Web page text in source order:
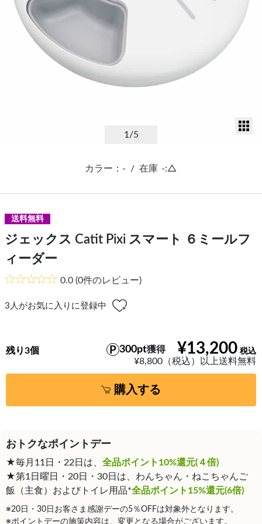
1/5
カラー：- / 在庫 -:△
送料無料
ジェックス Catit Pixi スマート ６ミールフ
ィーダー
0.0 (0件のレビュー)
3 人がお気に入りに登録中
¥13,200
300pt獲得
¥8,800（税込）以上送料無料
残り3個
購入する
おトクなポイントデー
★毎月11日・22日は、 全品ポイント10%還元(４倍)
★第1日曜日・20日・30日は、わんちゃん・ねこちゃんご
飯（主食）およびトイレ用品*全品ポイント15%還元(6倍)
※20日・30日お客さま感謝デーの5％OFFは対象外となります。
※ポイントデーの施策内容は、変更となる場合がございます。